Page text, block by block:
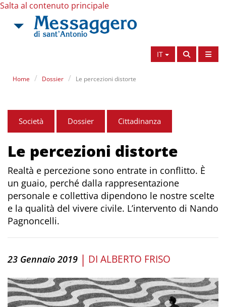
Salta al contenuto principale
IT
Home Dossier Le percezioni distorte
Società Dossier Cittadinanza
Le percezioni distorte
Realtà e percezione sono entrate in conflitto. È
un guaio, perché dalla rappresentazione
personale e collettiva dipendono le nostre scelte
e la qualità del vivere civile. L’intervento di Nando
Pagnoncelli.
23 Gennaio 2019 | DI ALBERTO FRISO